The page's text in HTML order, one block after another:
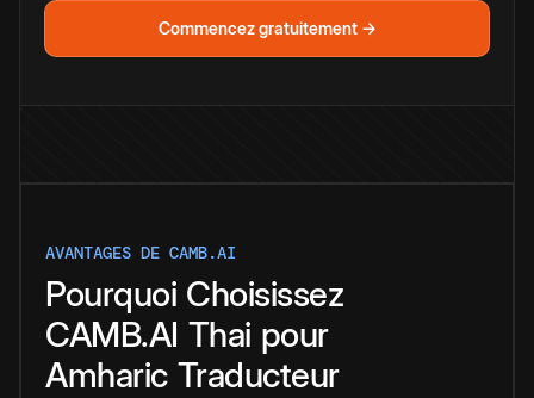
Commencez gratuitement →
AVANTAGES DE CAMB.AI
Pourquoi Choisissez
CAMB.AI Thai pour
Amharic Traducteur